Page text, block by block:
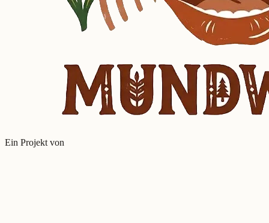
Ein Projekt von